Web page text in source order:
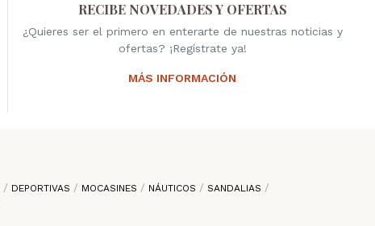
RECIBE NOVEDADES Y OFERTAS
¿Quieres ser el primero en enterarte de nuestras noticias y
ofertas? ¡Regístrate ya!
MÁS INFORMACIÓN
DEPORTIVAS MOCASINES NÁUTICOS
SANDALIAS